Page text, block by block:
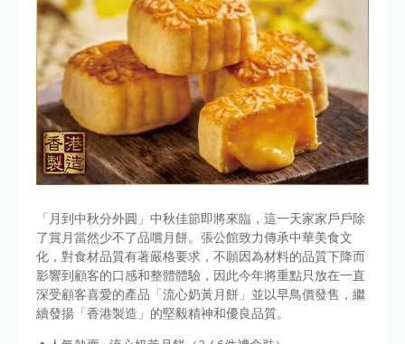
「月到中秋分外圓」中秋佳節即將來臨，這一天家家戶戶除
了賞月當然少不了品嚐月餅。張公館致力傳承中華美食文
化，對食材品質有著嚴格要求，不願因為材料的品質下降而
影響到顧客的口感和整體體驗，因此今年將重點只放在一直
深受顧客喜愛的產品「流心奶黃月餅」並以早鳥價發售，繼
續發揚「香港製造」的堅毅精神和優良品質。